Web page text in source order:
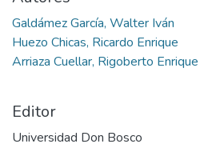
Galdámez García, Walter Iván
Huezo Chicas, Ricardo Enrique
Arriaza Cuellar, Rigoberto Enrique
Editor
Universidad Don Bosco